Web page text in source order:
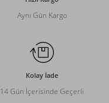
Aynı Gün Kargo
Kolay İade
14 Gün İçerisinde Geçerli